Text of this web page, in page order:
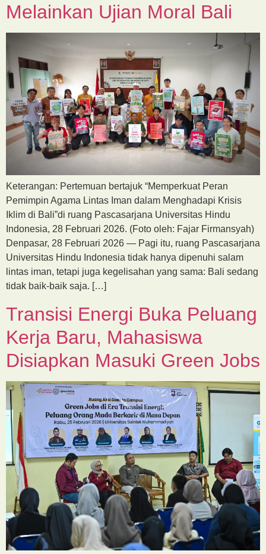
Melainkan Ujian Moral Bali
Keterangan: Pertemuan bertajuk “Memperkuat Peran
Pemimpin Agama Lintas Iman dalam Menghadapi Krisis
Iklim di Bali”di ruang Pascasarjana Universitas Hindu
Indonesia, 28 Februari 2026. (Foto oleh: Fajar Firmansyah)
Denpasar, 28 Februari 2026 — Pagi itu, ruang Pascasarjana
Universitas Hindu Indonesia tidak hanya dipenuhi salam
lintas iman, tetapi juga kegelisahan yang sama: Bali sedang
tidak baik-baik saja. […]
Transisi Energi Buka Peluang
Kerja Baru, Mahasiswa
Disiapkan Masuki Green Jobs